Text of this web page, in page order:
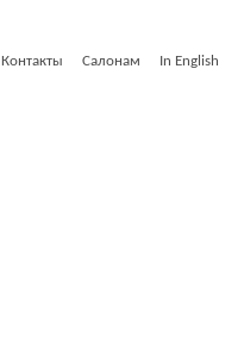
Контакты Салонам In English